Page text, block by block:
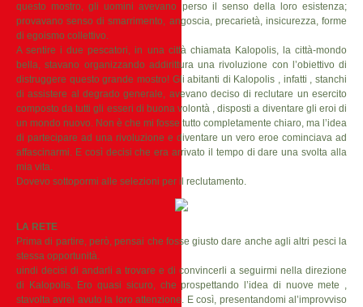
questo mostro, gli uomini avevano perso il senso della loro esistenza;
provavano senso di smarrimento, angoscia, precarietà, insicurezza, forme
di egoismo collettivo.
A sentire i due pescatori, in una città chiamata Kalopolis, la città-mondo
bella, stavano organizzando addirittura una rivoluzione con l’obiettivo di
distruggere questo grande mostro! Gli abitanti di Kalopolis , infatti , stanchi
di assistere al degrado generale, avevano deciso di reclutare un esercito
composto da tutti gli esseri di buona volontà , disposti a diventare gli eroi di
un mondo nuovo. Non è che mi fosse tutto completamente chiaro, ma l’idea
di partecipare ad una rivoluzione e diventare un vero eroe cominciava ad
affascinarmi. E così decisi che era arrivato il tempo di dare una svolta alla
mia vita.
Dovevo sottopormi alle selezioni per il reclutamento.
LA RETE
Prima di partire, però, pensai che fosse giusto dare anche agli altri pesci la
stessa opportunità.
uindi decisi di andarli a trovare e di convincerli a seguirmi nella direzione
di Kalopolis. Ero quasi sicuro, che prospettando l’idea di nuove mete ,
stavolta avrei avuto la loro attenzione. E così, presentandomi al’improvviso